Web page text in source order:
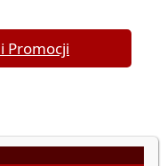
Promocji